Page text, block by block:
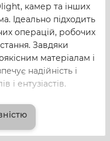
камер та інших
Ідеально підходить
операцій, робочих
Завдяки
матеріалам і
надійність і
і ентузіастів.
Tactical
Olight (Haloop,